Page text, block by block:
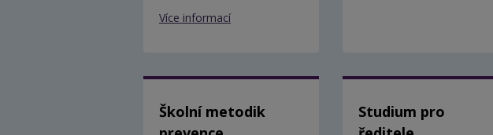
Více informací
Školní metodik
Studium pro